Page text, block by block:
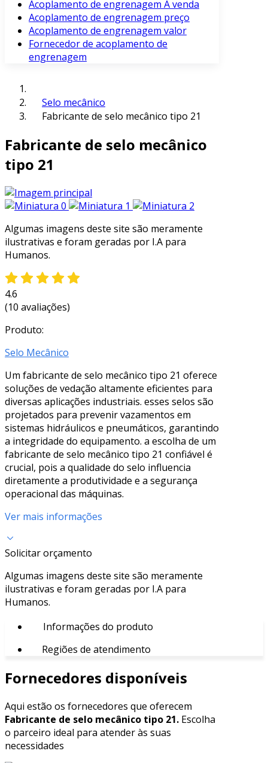
Acoplamento de engrenagem À venda
Acoplamento de engrenagem preço
Acoplamento de engrenagem valor
Fornecedor de acoplamento de
engrenagem
Selo mecânico
Fabricante de selo mecânico tipo 21
Fabricante de selo mecânico
tipo 21
Algumas imagens deste site são meramente
ilustrativas e foram geradas por I.A para
Humanos.
4.6
(10 avaliações)
Produto:
Selo Mecânico
Um fabricante de selo mecânico tipo 21 oferece
soluções de vedação altamente eficientes para
diversas aplicações industriais. esses selos são
projetados para prevenir vazamentos em
sistemas hidráulicos e pneumáticos, garantindo
a integridade do equipamento. a escolha de um
fabricante de selo mecânico tipo 21 confiável é
crucial, pois a qualidade do selo influencia
diretamente a produtividade e a segurança
operacional das máquinas.
Ver mais informações
Solicitar orçamento
Algumas imagens deste site são meramente
ilustrativas e foram geradas por I.A para
Humanos.
Informações do produto
Regiões de atendimento
Fornecedores disponíveis
Aqui estão os fornecedores que oferecem
Fabricante de selo mecânico tipo 21. Escolha
o parceiro ideal para atender às suas
necessidades